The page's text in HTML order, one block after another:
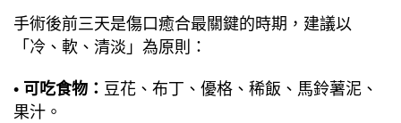
手術後前三天是傷口癒合最關鍵的時期，建議以
「冷、軟、清淡」為原則：
• 可吃食物： 豆花、布丁、優格、稀飯、馬鈴薯泥、
果汁。